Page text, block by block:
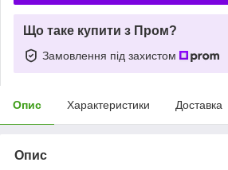
Що таке купити з Пром?
Замовлення під захистом
Опис Характеристики Доставка
Опис